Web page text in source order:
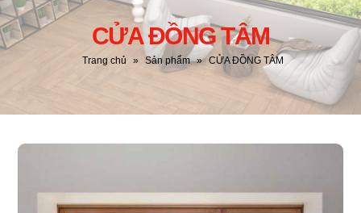
CỬA ĐỒNG TÂM
Trang chủ » Sản phẩm » CỬA ĐỒNG TÂM